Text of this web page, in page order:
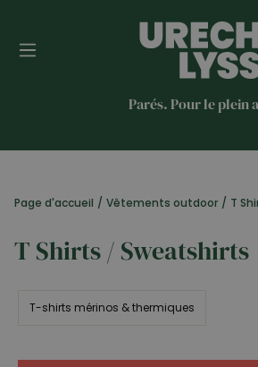
Parés. Pour le plein
Page d'accueil / Vêtements outdoor / T
T Shirts / Sweatshirts
T-shirts mérinos & thermiques